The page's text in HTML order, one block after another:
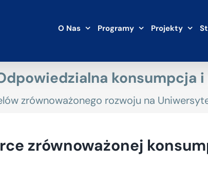
O Nas Programy Projekty
konsumpcja
zrównoważonego rozwoju na
zrównoważonej